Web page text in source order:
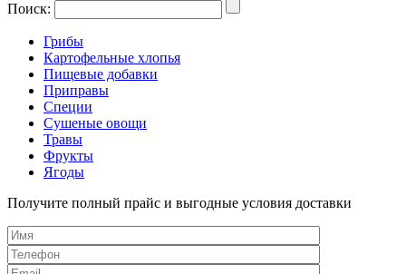
Поиск:
Грибы
Картофельные хлопья
Пищевые добавки
Приправы
Специи
Сушеные овощи
Травы
Фрукты
Ягоды
Получите полный прайс и выгодные условия доставки